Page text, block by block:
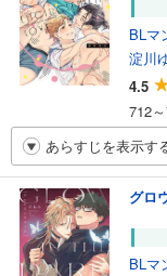
BLマ
淀川
4.5
712
あらすじを表示す
グロ
BLマ